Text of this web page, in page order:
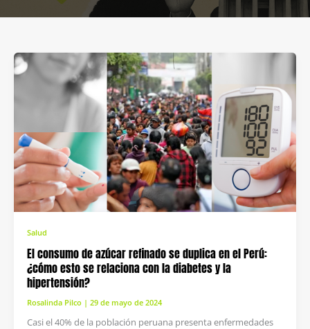
Salud
El consumo de azúcar refinado se duplica en el Perú:
¿cómo esto se relaciona con la diabetes y la
hipertensión?
Rosalinda Pilco | 29 de mayo de 2024
Casi el 40% de la población peruana presenta enfermedades